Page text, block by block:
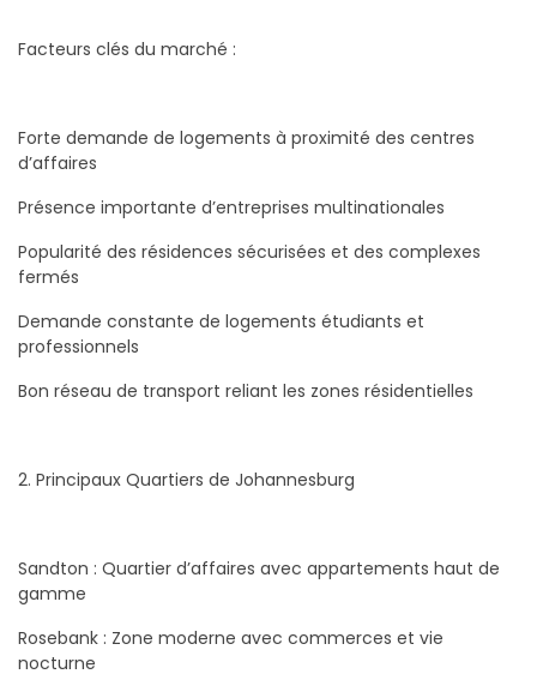
Facteurs clés du marché :
Forte demande de logements à proximité des centres
d’affaires
Présence importante d’entreprises multinationales
Popularité des résidences sécurisées et des complexes
fermés
Demande constante de logements étudiants et
professionnels
Bon réseau de transport reliant les zones résidentielles
2. Principaux Quartiers de Johannesburg
Sandton : Quartier d’affaires avec appartements haut de
gamme
Rosebank : Zone moderne avec commerces et vie
nocturne